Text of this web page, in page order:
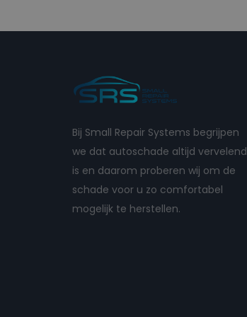
Bij Small Repair Systems begrijpen
we dat autoschade altijd vervelend
is en daarom proberen wij om de
schade voor u zo comfortabel
mogelijk te herstellen.